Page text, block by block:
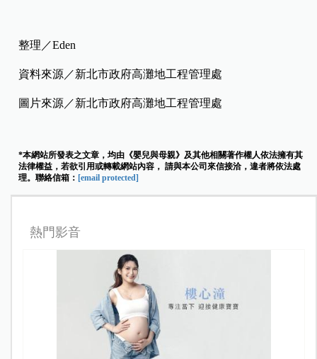
整理／Eden
資料來源／新北市政府高灘地工程管理處
圖片來源／新北市政府高灘地工程管理處
*本網站所發表之文章，均由《嬰兒與母親》及其他相關著作權人依法擁有其
法律權益，若欲引用或轉載網站內容， 請與本公司來信接洽，違者將依法處
理。聯絡信箱： [email protected]
熱門影音